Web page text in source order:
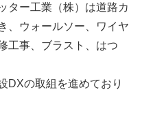
ー工業（株）は道路カ
、ウォールソー、ワイヤ
工事、ブラスト、はつ
DXの取組を進めており